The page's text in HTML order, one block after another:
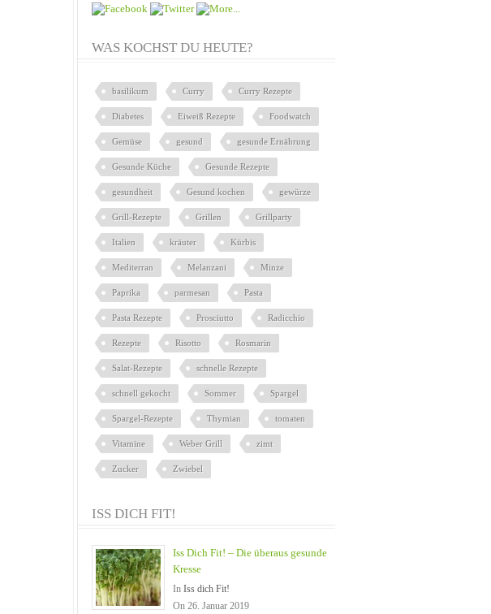
WAS KOCHST DU HEUTE?
basilikum Curry Curry Rezepte
Diabetes Eiweiß Rezepte Foodwatch
Gemüse gesund gesunde Ernährung
Gesunde Küche Gesunde Rezepte
gesundheit Gesund kochen gewürze
Grill-Rezepte Grillen Grillparty
Italien kräuter Kürbis
Mediterran Melanzani Minze
Paprika parmesan Pasta
Pasta Rezepte Prosciutto Radicchio
Rezepte Risotto Rosmarin
Salat-Rezepte schnelle Rezepte
schnell gekocht Sommer Spargel
Spargel-Rezepte Thymian tomaten
Vitamine Weber Grill zimt
Zucker Zwiebel
ISS DICH FIT!
Iss Dich Fit! – Die überaus gesunde
Kresse
In Iss dich Fit!
On 26. Januar 2019